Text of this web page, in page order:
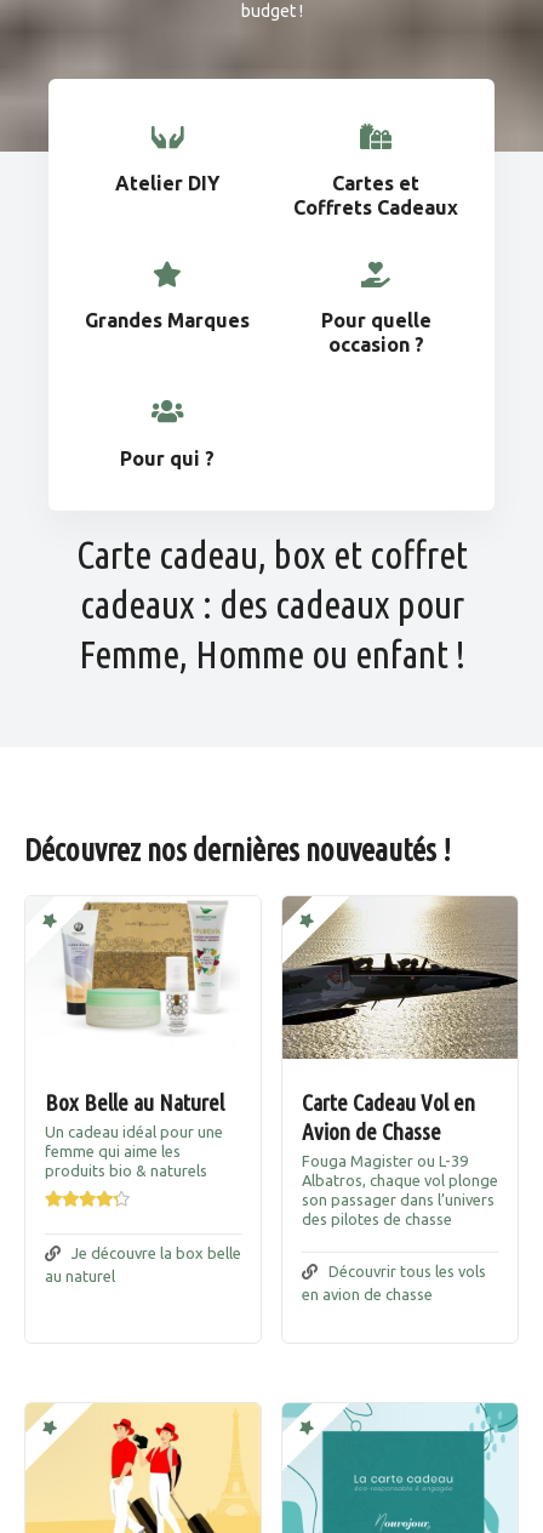
budget !
Atelier DIY
Cartes et
Coffrets Cadeaux
Grandes Marques
Pour quelle
occasion ?
Pour qui ?
Carte cadeau, box et coffret
cadeaux : des cadeaux pour
Femme, Homme ou enfant !
Découvrez nos dernières nouveautés !
Box Belle au Naturel
Un cadeau idéal pour une
femme qui aime les
produits bio & naturels
Je découvre la box belle
au naturel
Carte Cadeau Vol en
Avion de Chasse
Fouga Magister ou L-39
Albatros, chaque vol plonge
son passager dans l’univers
des pilotes de chasse
Découvrir tous les vols
en avion de chasse